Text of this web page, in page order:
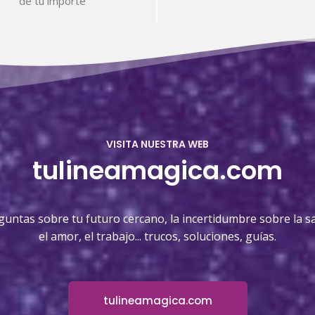
VISITA NUESTRA WEB
tulineamagica.com
sobre tu futuro cercano, la incertidumbre sobre la
el amor, el trabajo... trucos, soluciones, guías.
tulineamagica.com